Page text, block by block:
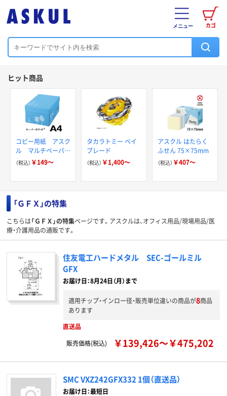
カゴ
メニュー
ヒット商品
コピー用紙 アスク
ル マルチペーパー
スーパーホワイト+
（税込） ￥149～
タカラトミー ベイ
ブレード
（税込） ￥1,400～
アスクル はたらく
ふせん 75×75mm
（税込） ￥407～
「ＧＦＸ」の特集
こちらは「ＧＦＸ」の特集ページです。アスクルは、オフィス用品/現場用品/医
療・介護用品の通販です。
住友電工ハードメタル SEC-ゴールミル
GFX
お届け日：8月24日（月）まで
適用チップ・インロー径・販売単位違いの商品が8商品
あります
直送品
販売価格(税込)
￥139,426～￥475,202
SMC VXZ242GFX332 1個（直送品）
お届け日：最短日